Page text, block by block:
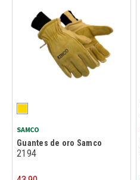
SAMCO
Guantes de oro Samco
2194